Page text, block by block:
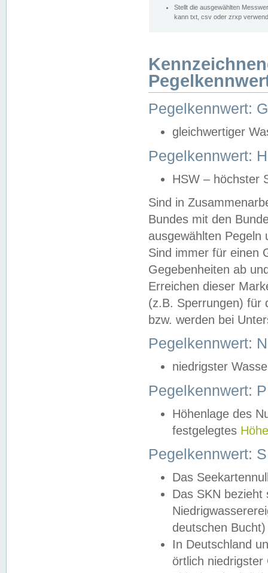
Stellt die ausgewählten
kann txt, csv oder zrxp
Pegelkennwert:
gleichwertiger
Pegelkennwert:
HSW – höchster
Sind in
Bundes mit den
ausgewählten
Sind immer für einen
Gegebenheiten ab
Erreichen dieser
(z.B. Sperrungen) für
bzw. werden bei
Pegelkennwert:
niedrigster
Pegelkennwert:
Höhenlage des
festgelegtes
Pegelkennwert:
Das
Das SKN
deutschen
In Deutschland
örtlich